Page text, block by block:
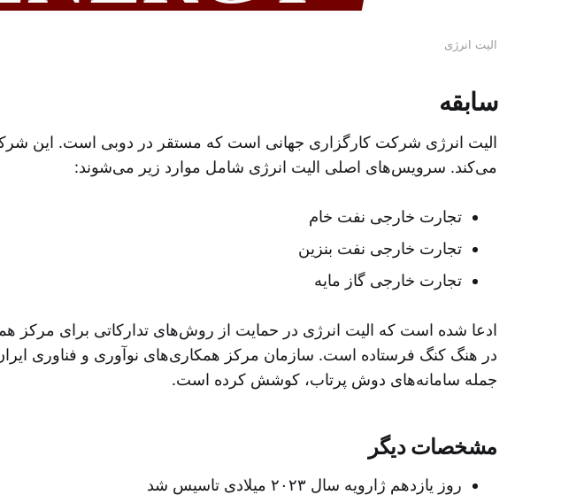
الیت انرژی
سابقه
الیت انرژی شرکت کارگزاری جهانی است که مستقر در دوبی است. این
می‌کند. سرویس‌های اصلی الیت انرژی شامل موارد زیر می‌شوند:
تجارت خارجی نفت خام
تجارت خارجی نفت بنزین
تجارت خارجی گاز مایه
در هنگ کنگ فرستاده است. سازمان مرکز همکاری‌های نوآوری و فناوری
جمله سامانه‌های دوش پرتاب، کوشش کرده است.
مشخصات دیگر
روز یازدهم ژارویه سال ۲۰۲۳ میلادی تاسیس شد